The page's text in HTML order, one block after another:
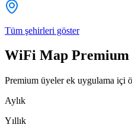
Tüm şehirleri göster
WiFi Map Premium
Premium üyeler ek uygulama içi
Aylık
Yıllık